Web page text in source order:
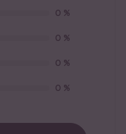
0 %
0 %
0 %
0 %